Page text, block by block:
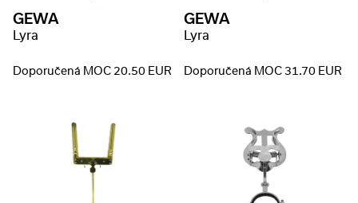
GEWA
Lyra
Doporučená MOC 20.50 EUR
GEWA
Lyra
Doporučená MOC 31.70 EUR